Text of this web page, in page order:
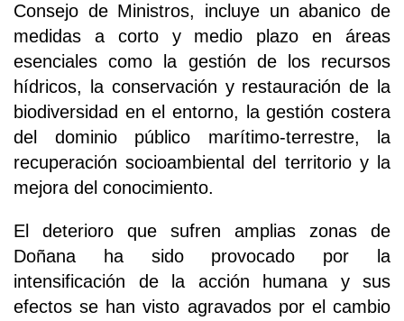
Consejo de Ministros, incluye un abanico de
medidas a corto y medio plazo en áreas
esenciales como la gestión de los recursos
hídricos, la conservación y restauración de la
biodiversidad en el entorno, la gestión costera
del dominio público marítimo-terrestre, la
recuperación socioambiental del territorio y la
mejora del conocimiento.
El deterioro que sufren amplias zonas de
Doñana ha sido provocado por la
intensificación de la acción humana y sus
efectos se han visto agravados por el cambio